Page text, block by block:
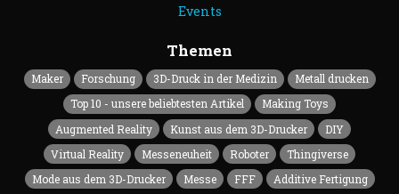
Events
Themen
Maker Forschung 3D-Druck in der Medizin
Metall drucken
Top 10 - unsere beliebtesten Artikel
Making Toys
Augmented Reality
Kunst aus dem 3D-Drucker
DIY
Virtual Reality
Messeneuheit Roboter
Thingiverse
Mode aus dem 3D-Drucker
Messe FFF
Additive Fertigung